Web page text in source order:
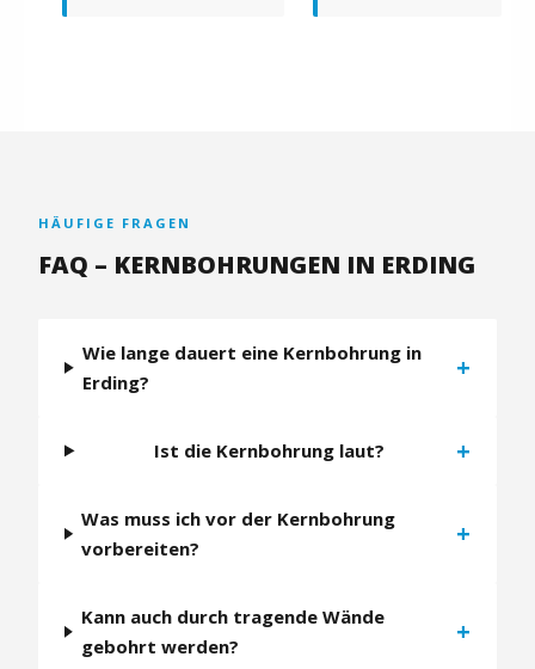
HÄUFIGE FRAGEN
FAQ – KERNBOHRUNGEN IN ERDING
Wie lange dauert eine Kernbohrung in
Erding?
+
Ist die Kernbohrung laut? +
Was muss ich vor der Kernbohrung
vorbereiten?
+
Kann auch durch tragende Wände
gebohrt werden?
+